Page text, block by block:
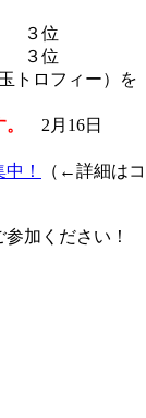
３位
３位
トロフィー）を
。 2月16日
！
（←詳細はコ
加ください！